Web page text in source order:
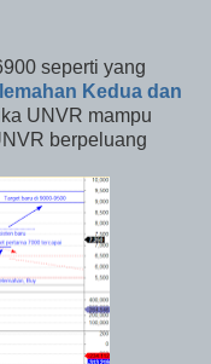
seperti yang
Kedua dan
UNVR mampu
berpeluang